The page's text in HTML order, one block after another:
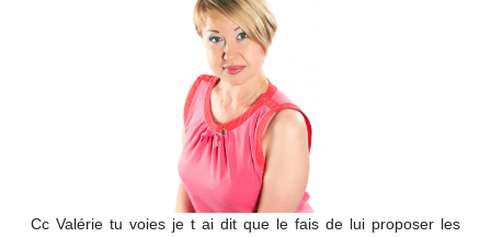
Cc Valérie tu voies je t ai dit que le fais de lui proposer les